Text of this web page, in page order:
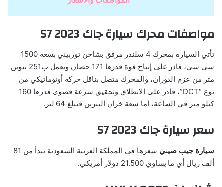
مواصفات محرك سيارة جاك S7 2023
تأتي السيارة بمحرك 4 سلندر مرفق بشاحن توربيني بسعة 1500
سي سي، قادر على إنتاج قوة قدرها 171 حصان ويعمل ب251 نيوتن
متر من عزم الدوران، والمحرك متصل بناقل حركة أوتوماتيكي من
نوع “DCT”، قادر على الإنطلاق وتحقيق سرعة قصوى قدرها 160
كيلو متر في الساعة، أما سعة خزان البنزين فتبلغ 64 لتر.
سعر سيارة جاك S7 2023
سيارة جيب صيني
سعرها في المملكة العربية السعودية يبدأ من 81
ألف ريال أي ما يساوي 21.500 دولار أمريكي.